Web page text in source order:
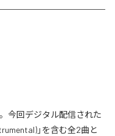
今回デジタル配信された
」を含む全2曲と